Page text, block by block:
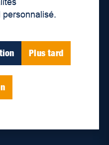
Plus tard